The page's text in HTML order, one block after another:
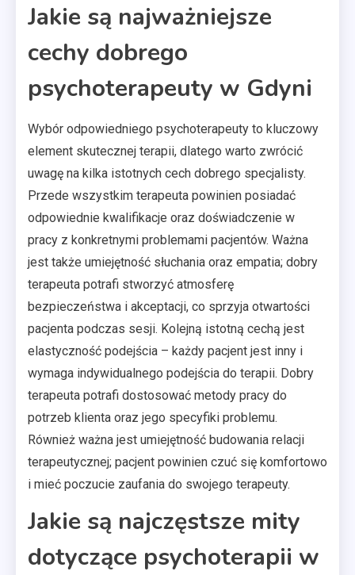
Jakie są najważniejsze
cechy dobrego
psychoterapeuty w Gdyni
Wybór odpowiedniego psychoterapeuty to kluczowy
element skutecznej terapii, dlatego warto zwrócić
uwagę na kilka istotnych cech dobrego specjalisty.
Przede wszystkim terapeuta powinien posiadać
odpowiednie kwalifikacje oraz doświadczenie w
pracy z konkretnymi problemami pacjentów. Ważna
jest także umiejętność słuchania oraz empatia; dobry
terapeuta potrafi stworzyć atmosferę
bezpieczeństwa i akceptacji, co sprzyja otwartości
pacjenta podczas sesji. Kolejną istotną cechą jest
elastyczność podejścia – każdy pacjent jest inny i
wymaga indywidualnego podejścia do terapii. Dobry
terapeuta potrafi dostosować metody pracy do
potrzeb klienta oraz jego specyfiki problemu.
Również ważna jest umiejętność budowania relacji
terapeutycznej; pacjent powinien czuć się komfortowo
i mieć poczucie zaufania do swojego terapeuty.
Jakie są najczęstsze mity
dotyczące psychoterapii w